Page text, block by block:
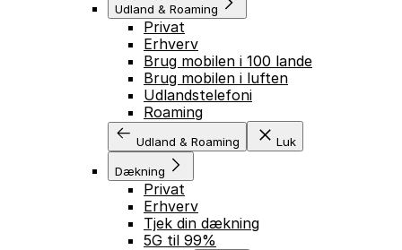
Udland & Roaming
Privat
Erhverv
Brug mobilen i 100 lande
Brug mobilen i luften
Udlandstelefoni
Roaming
Udland & Roaming Luk
Dækning
Privat
Erhverv
Tjek din dækning
5G til 99%